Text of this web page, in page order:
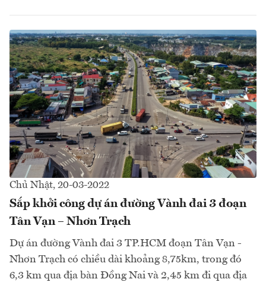
Chủ Nhật, 20-03-2022
Sắp khởi công dự án đường Vành đai 3 đoạn
Tân Vạn – Nhơn Trạch
Dự án đường Vành đai 3 TP.HCM đoạn Tân Vạn -
Nhơn Trạch có chiều dài khoảng 8,75km, trong đó
6,3 km qua địa bàn Đồng Nai và 2,45 km đi qua địa